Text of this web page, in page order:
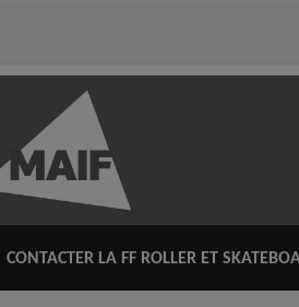
CONTACTER LA FF ROLLER ET